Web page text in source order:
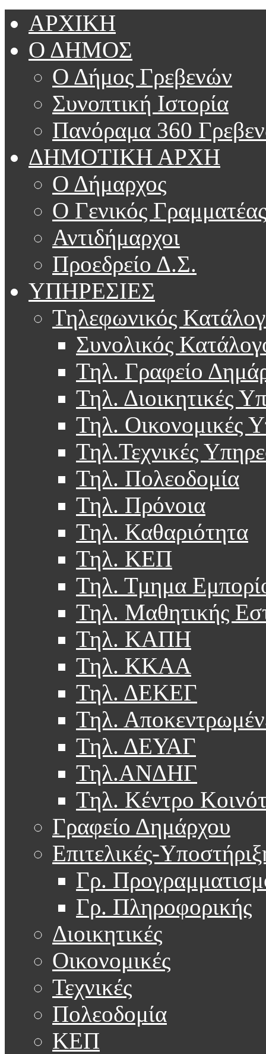
ΑΡΧΙΚΗ
Ο ΔΗΜΟΣ
Ο Δήμος Γρεβενών
Συνοπτική Ιστορία
Πανόραμα 360
ΔΗΜΟΤΙΚΗ ΑΡΧΗ
Ο Δήμαρχος
Ο Γενικός Γραμματέας
Αντιδήμαρχοι
Προεδρείο Δ.Σ.
ΥΠΗΡΕΣΙΕΣ
Τηλεφωνικός
Συνολικός
Τηλ. Γραφείο
Τηλ. Διοικητικές
Τηλ. Οικονομικές
Τηλ.Τεχνικές
Τηλ. Πολεοδομία
Τηλ. Πρόνοια
Τηλ. Καθαριότητα
Τηλ. ΚΕΠ
Τηλ. Τμημα
Τηλ. Μαθητικής
Τηλ. ΚΑΠΗ
Τηλ. ΚΚΑΑ
Τηλ. ΔΕΚΕΓ
Τηλ.
Τηλ. ΔΕΥΑΓ
Τηλ.ΑΝΔΗΓ
Τηλ. Κέντρο
Γραφείο Δημάρχου
Επιτελικές-
Γρ.
Γρ. Πληροφορικής
Διοικητικές
Οικονομικές
Τεχνικές
Πολεοδομία
ΚΕΠ